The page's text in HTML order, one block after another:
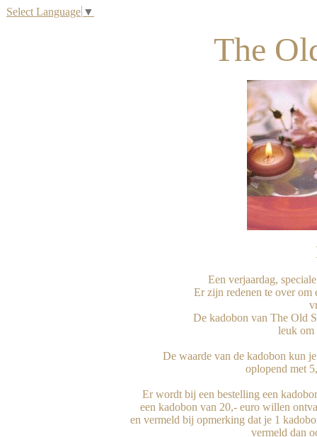
Select Language ▼
The
Een verjaardag,
Er zijn redenen te over om
De kadobon van The Old
leuk om
De waarde van de kadobon kun
oplopend met
Er wordt bij een bestelling een
een kadobon van 20,- euro willen
en vermeld bij opmerking dat je 1
vermeld dan